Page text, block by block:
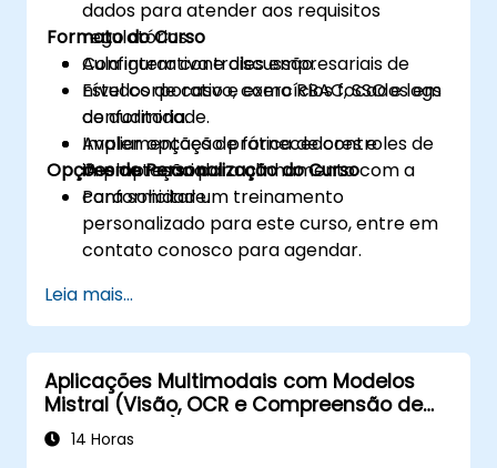
dados para atender aos requisitos
regulatórios.
Configurar controles empresariais de
nível corporativo, como RBAC, SSO e logs
de auditoria.
Avaliar opções de fornecedores e
implantação para alinhamento com a
conformidade.
Formato do Curso
Aula interativa e discussão.
Estudos de caso e exercícios focados em
conformidade.
Implementação prática de controles de
IA empresarial.
Opções de Personalização do Curso
Para solicitar um treinamento
personalizado para este curso, entre em
contato conosco para agendar.
Leia mais...
Aplicações Multimodais com Modelos
Mistral (Visão, OCR e Compreensão de
Documentos)
14 Horas